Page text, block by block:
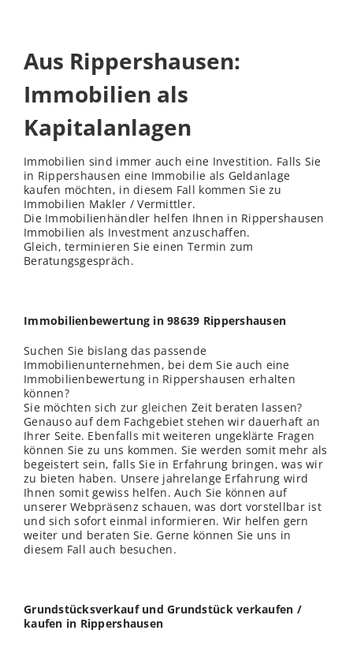
Aus Rippershausen:
Immobilien als
Kapitalanlagen
Immobilien sind immer auch eine Investition. Falls Sie
in Rippershausen eine Immobilie als Geldanlage
kaufen möchten, in diesem Fall kommen Sie zu
Immobilien Makler / Vermittler.
Die Immobilienhändler helfen Ihnen in Rippershausen
Immobilien als Investment anzuschaffen.
Gleich, terminieren Sie einen Termin zum
Beratungsgespräch.
Immobilienbewertung in 98639 Rippershausen
Suchen Sie bislang das passende
Immobilienunternehmen, bei dem Sie auch eine
Immobilienbewertung in Rippershausen erhalten
können?
Sie möchten sich zur gleichen Zeit beraten lassen?
Genauso auf dem Fachgebiet stehen wir dauerhaft an
Ihrer Seite. Ebenfalls mit weiteren ungeklärte Fragen
können Sie zu uns kommen. Sie werden somit mehr als
begeistert sein, falls Sie in Erfahrung bringen, was wir
zu bieten haben. Unsere jahrelange Erfahrung wird
Ihnen somit gewiss helfen. Auch Sie können auf
unserer Webpräsenz schauen, was dort vorstellbar ist
und sich sofort einmal informieren. Wir helfen gern
weiter und beraten Sie. Gerne können Sie uns in
diesem Fall auch besuchen.
Grundstücksverkauf und Grundstück verkaufen /
kaufen in Rippershausen